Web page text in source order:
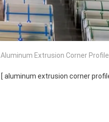
Aluminum Extrusion Corner Profile